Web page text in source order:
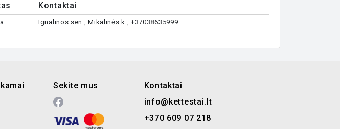
Kontaktai
Ignalinos sen., Mikalinės k., +37038635999
Sekite mus
Kontaktai
info@kettestai.lt
+370 609 07 218